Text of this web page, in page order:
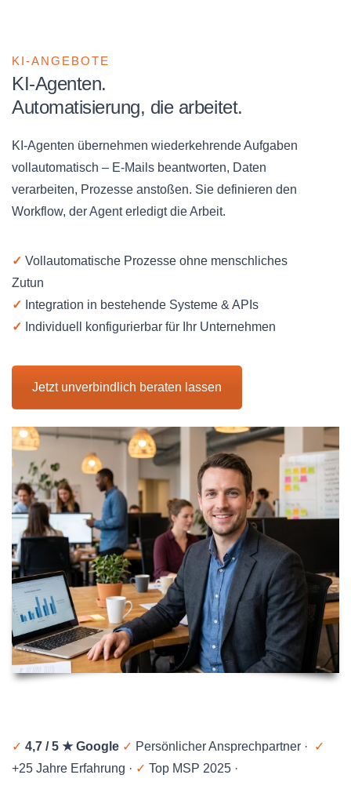
KI-ANGEBOTE
KI-Agenten.
Automatisierung, die arbeitet.
KI-Agenten übernehmen wiederkehrende Aufgaben
vollautomatisch – E-Mails beantworten, Daten
verarbeiten, Prozesse anstoßen. Sie definieren den
Workflow, der Agent erledigt die Arbeit.
✓ Vollautomatische Prozesse ohne menschliches
Zutun
✓ Integration in bestehende Systeme & APIs
✓ Individuell konfigurierbar für Ihr Unternehmen
Jetzt unverbindlich beraten lassen
✓ 4,7 / 5 ★ Google ✓ Persönlicher Ansprechpartner ·
✓
+25 Jahre Erfahrung · ✓ Top MSP 2025 ·